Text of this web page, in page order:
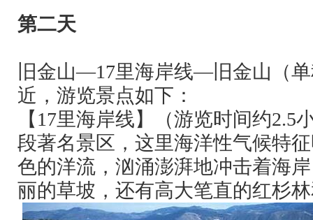
第二天
旧金山—17里海岸线—旧金山（
近，游览景点如下：
【 17里海岸线】（游览时间约2.5
段著名景区，这里海洋性气候特
色的洋流，汹涌澎湃地冲击着海
丽的草坡，还有高大笔直的红杉